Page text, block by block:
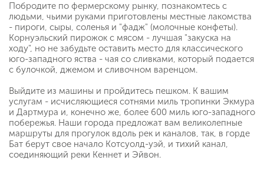
Побродите по фермерскому рынку, познакомтесь с
людьми, чьими руками приготовлены местные лакомства
- пироги, сыры, соленья и "фадж" (молочные конфеты).
Корнуэльский пирожок с мясом - лучшая "закуска на
ходу", но не забудьте оставить место для классического
юго-западного яства - чая со сливками, который подается
с булочкой, джемом и сливочном варенцом.
Выйдите из машины и пройдитесь пешком. К вашим
услугам - исчисляющиеся сотнями миль тропинки Экмура
и Дартмура и, конечно же, более 600 миль юго-западного
побережья. Наши города предложат вам великолепные
маршруты для прогулок вдоль рек и каналов, так, в горде
Бат берут свое начало Котсуолд-уэй, и тихий канал,
соединяющий реки Кеннет и Эйвон.